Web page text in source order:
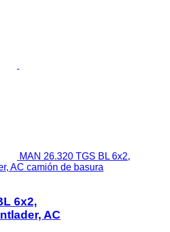
MAN 26.320 TGS BL 6x2,
AC camión de basura
6x2,
AC